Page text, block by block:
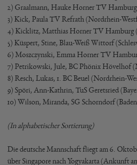
2) Graalmann, Hauke Horner TV
3) Kick, Paula TV Refrath (Nordrhein-
4) Kicklitz, Matthias Horner TV Hamburg
5) Küspert, Stine, Blau-Weiß Wittorf
6) Moszczynski, Emma Horner TV
7) Petrikowski, Jule, BC Phönix Hövelhof
8) Resch, Lukas, 1. BC Beuel (Nordrhein-
9) Spöri, Ann-Kathrin, TuS Geretsried
10) Wilson, Miranda, SG Schorndorf
(In alphabetischer Sortierung)
Die deutsche Mannschaft fliegt am 6.
über Singapore nach Yogyakarta (Ankunft